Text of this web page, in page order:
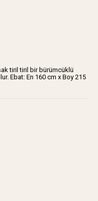
tiril tiril bir bürümcüklü
Ebat: En 160 cm x Boy 215